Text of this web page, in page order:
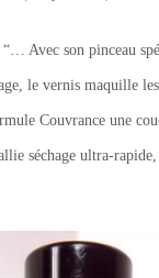
“… Avec son pinceau
le vernis maquille
Couvrance une
séchage ultra-